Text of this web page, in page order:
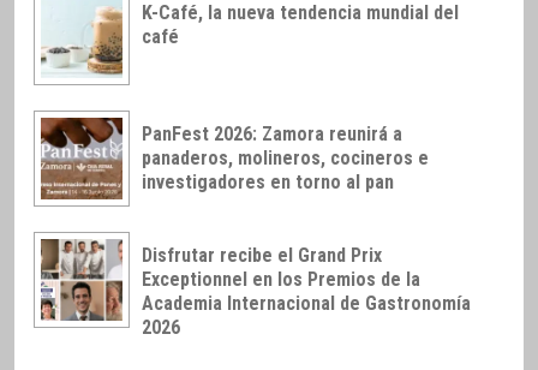
K-Café, la nueva tendencia mundial del
café
PanFest 2026: Zamora reunirá a
panaderos, molineros, cocineros e
investigadores en torno al pan
Disfrutar recibe el Grand Prix
Exceptionnel en los Premios de la
Academia Internacional de Gastronomía
2026